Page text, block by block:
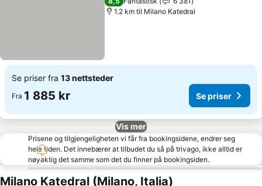
1.2 km til Milano Katedral
Se priser fra 13 nettsteder
Fra 1 885 kr Se priser
Vis mer
Prisene og tilgjengeligheten vi får fra bookingsidene, endrer seg
hele tiden. Det innebærer at tilbudet du så på trivago, ikke alltid er
nøyaktig det samme som det du finner på bookingsiden.
Milano Katedral (Milano, Italia)